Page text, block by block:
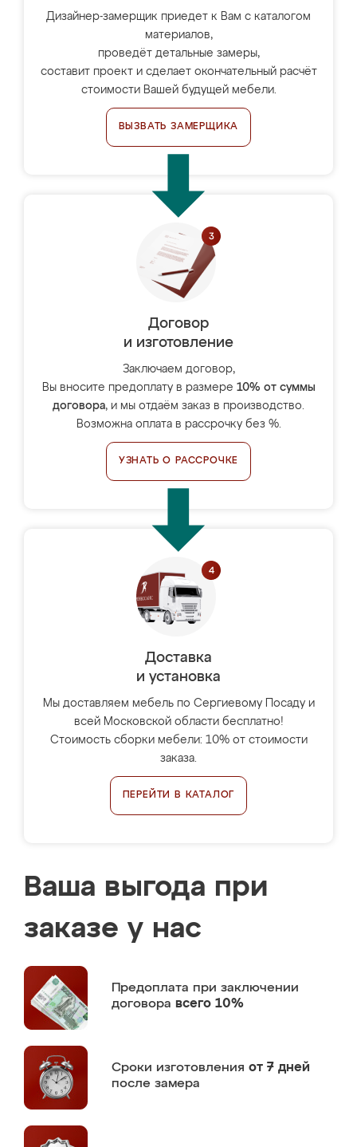
Дизайнер-замерщик приедет к Вам с каталогом
материалов,
проведёт детальные замеры,
составит проект и сделает окончательный расчёт
стоимости Вашей будущей мебели.
ВЫЗВАТЬ ЗАМЕРЩИКА
Договор
и изготовление
Заключаем договор,
Вы вносите предоплату в размере 10% от суммы
договора, и мы отдаём заказ в производство.
Возможна оплата в рассрочку без %.
УЗНАТЬ О РАССРОЧКЕ
Доставка
и установка
Мы доставляем мебель по Сергиевому Посаду и
всей Московской области бесплатно!
Стоимость сборки мебели: 10% от стоимости
заказа.
ПЕРЕЙТИ В КАТАЛОГ
Ваша выгода при
заказе у нас
Предоплата при заключении
договора всего 10%
Сроки изготовления от 7 дней
после замера